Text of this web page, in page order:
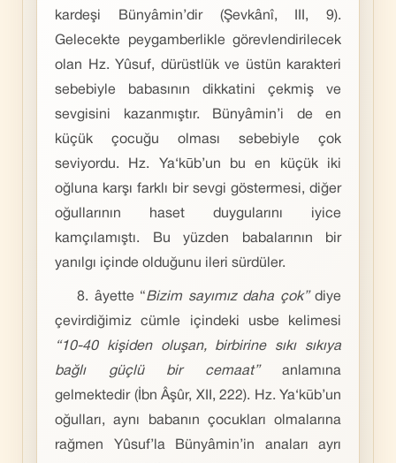
kardeşi Bünyâmin’dir (Şevkânî, III, 9).
Gelecekte peygamberlikle görevlendirilecek
olan Hz. Yûsuf, dürüstlük ve üstün karakteri
sebebiyle babasının dikkatini çekmiş ve
sevgisini kazanmıştır. Bünyâmin’i de en
küçük çocuğu olması sebebiyle çok
seviyordu. Hz. Ya‘kūb’un bu en küçük iki
oğluna karşı farklı bir sevgi göstermesi, diğer
oğullarının haset duygularını iyice
kamçılamıştı. Bu yüzden babalarının bir
yanılgı içinde olduğunu ileri sürdüler.
8. âyette “Bizim sayımız daha çok”diye
çevirdiğimiz cümle içindeki usbe kelimesi
“10-40 kişiden oluşan, birbirine sıkı sıkıya
bağlı güçlü bir cemaat”anlamına
gelmektedir (İbn Âşûr, XII, 222). Hz. Ya‘kūb’un
oğulları, aynı babanın çocukları olmalarına
rağmen Yûsuf’la Bünyâmin’in anaları ayrı